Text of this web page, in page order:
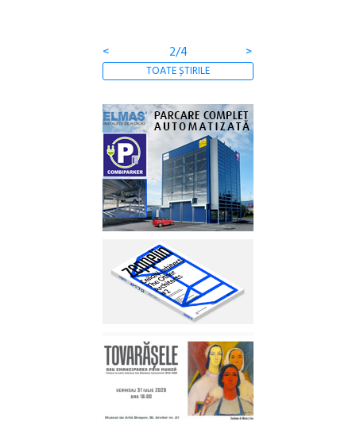
< 2/4 >
TOATE ȘTIRILE